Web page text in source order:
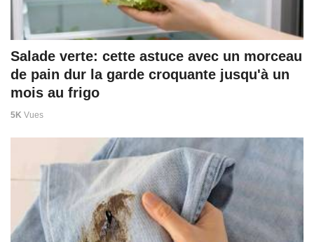
Salade verte: cette astuce avec un morceau
de pain dur la garde croquante jusqu'à un
mois au frigo
5K Vues